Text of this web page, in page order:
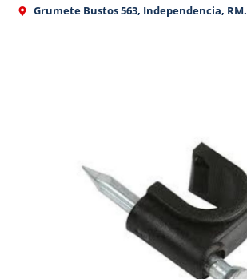
Grumete Bustos 563, Independencia, RM.